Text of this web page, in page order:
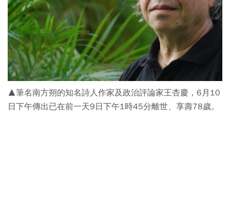
▲筆名南方朔的知名詩人作家及政治評論家王杏慶，6月10
日下午傳出已在前一天9日下午1時45分離世、享壽78歲。